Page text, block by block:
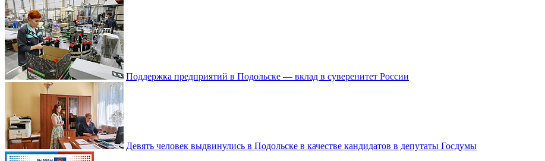
Поддержка предприятий в Подольске — вклад в суверенитет России
Девять человек выдвинулись в Подольске в качестве кандидатов в депутаты Госдумы